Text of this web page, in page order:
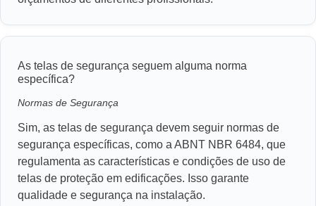
As telas de segurança seguem alguma norma
específica?
Normas de Segurança
Sim, as telas de segurança devem seguir normas de
segurança específicas, como a ABNT NBR 6484, que
regulamenta as características e condições de uso de
telas de proteção em edificações. Isso garante
qualidade e segurança na instalação.